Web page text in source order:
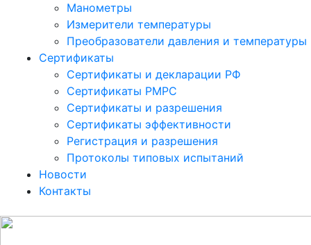
Манометры
Измерители температуры
Преобразователи давления и температуры
Сертификаты
Сертификаты и декларации РФ
Сертификаты РМРС
Сертификаты и разрешения
Сертификаты эффективности
Регистрация и разрешения
Протоколы типовых испытаний
Новости
Контакты